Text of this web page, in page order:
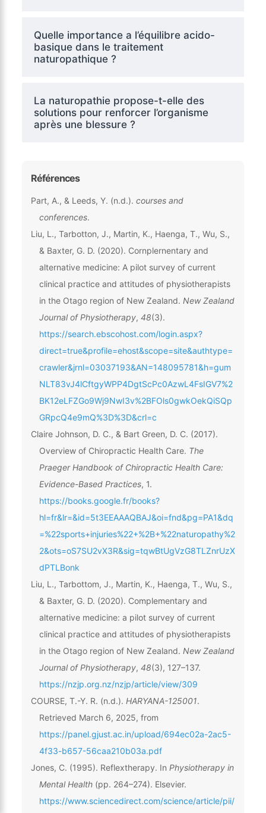
Quelle importance a l’équilibre acido-
basique dans le traitement
naturopathique ?
La naturopathie propose-t-elle des
solutions pour renforcer l’organisme
après une blessure ?
Références
Part, A., & Leeds, Y. (n.d.). courses and
conferences.
Liu, L., Tarbotton, J., Martin, K., Haenga, T., Wu, S.,
& Baxter, G. D. (2020). Cornplernentary and
alternative medicine: A pilot survey of current
clinical practice and attitudes of physiotherapists
in the Otago region of New Zealand. New Zealand
Journal of Physiotherapy, 48(3).
https://search.ebscohost.com/login.aspx?
direct=true&profile=ehost&scope=site&authtype=
crawler&jrnl=03037193&AN=148095781&h=gum
NLT83vJ4lCftgyWPP4DgtScPc0AzwL4FsIGV7%2
BK12eLFZGo9Wj9NwI3v%2BFOls0gwkOekQiSQp
GRpcQ4e9mQ%3D%3D&crl=c
Claire Johnson, D. C., & Bart Green, D. C. (2017).
Overview of Chiropractic Health Care. The
Praeger Handbook of Chiropractic Health Care:
Evidence-Based Practices, 1.
https://books.google.fr/books?
hl=fr&lr=&id=5t3EEAAAQBAJ&oi=fnd&pg=PA1&dq
=%22sports+injuries%22+%2B+%22naturopathy%2
2&ots=oS7SU2vX3R&sig=tqwBtUgVzG8TLZnrUzX
dPTLBonk
Liu, L., Tarbottom, J., Martin, K., Haenga, T., Wu, S.,
& Baxter, G. D. (2020). Complementary and
alternative medicine: a pilot survey of current
clinical practice and attitudes of physiotherapists
in the Otago region of New Zealand. New Zealand
Journal of Physiotherapy, 48(3), 127–137.
https://nzjp.org.nz/nzjp/article/view/309
COURSE, T.-Y. R. (n.d.). HARYANA-125001.
Retrieved March 6, 2025, from
https://panel.gjust.ac.in/upload/694ec02a-2ac5-
4f33-b657-56caa210b03a.pdf
Jones, C. (1995). Reflextherapy. In Physiotherapy in
Mental Health(pp. 264–274). Elsevier.
https://www.sciencedirect.com/science/article/pii/